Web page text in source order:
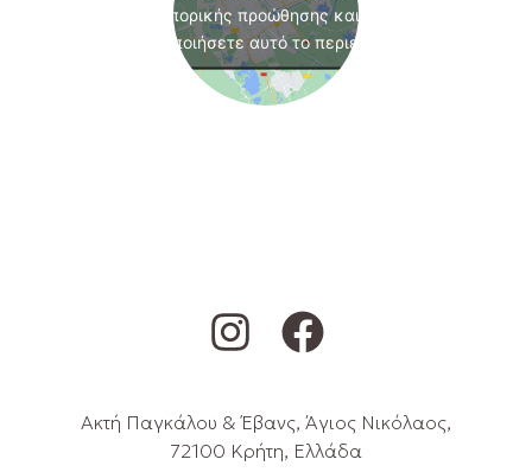
εμπορικής προώθησης και να
ενεργοποιήσετε αυτό το περιεχόμενο
Ακτή Παγκάλου & Έβανς, Άγιος Νικόλαος,
72100 Κρήτη, Ελλάδα